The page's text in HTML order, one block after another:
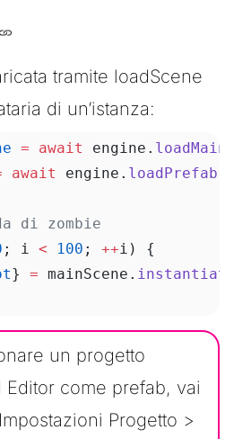
tramite loadScene
di un’istanza:
= await engine.
await engine. loadPrefab
di zombie
; i < 100 ; ++i) {
} = mainScene.
un progetto
Editor come prefab, vai
Progetto >